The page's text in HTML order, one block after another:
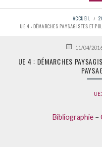
FIL
D'ARIANE
ACCUEIL
UE 4 : DÉMARCHES PAYSAGISTES ET
PUBLIÉ11/04/
UE 4 : DÉMARCHES
Bibliographie–